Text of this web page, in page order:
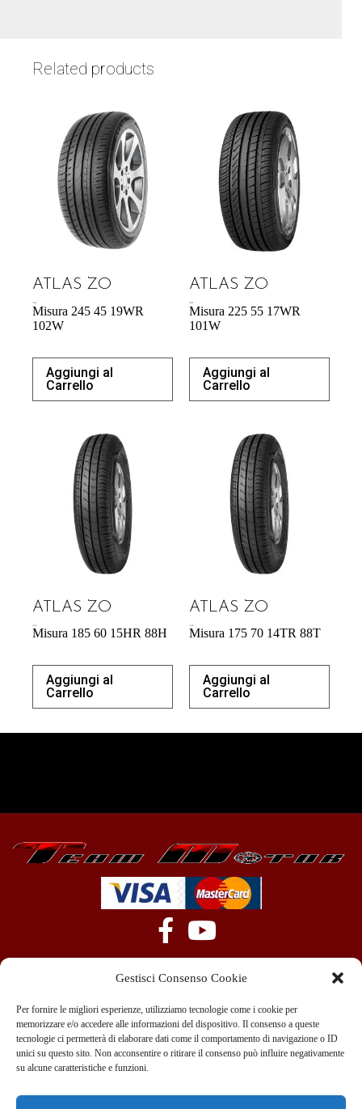
Gestisci Consenso Cookie
Per fornire le migliori esperienze, utilizziamo tecnologie come i cookie per
memorizzare e/o accedere alle informazioni del dispositivo. Il consenso a queste
tecnologie ci permetterà di elaborare dati come il comportamento di navigazione o ID
unici su questo sito. Non acconsentire o ritirare il consenso può influire negativamente
su alcune caratteristiche e funzioni.
Related products
ATLAS ZO
Misura 245 45 19WR
102W
Aggiungi al
Carrello
ATLAS ZO
Misura 225 55 17WR
101W
Aggiungi al
Carrello
ATLAS ZO
Misura 185 60 15HR 88H
Aggiungi al
Carrello
ATLAS ZO
Misura 175 70 14TR 88T
Aggiungi al
Carrello
+39 351 970 89 33
info@teammotor.it